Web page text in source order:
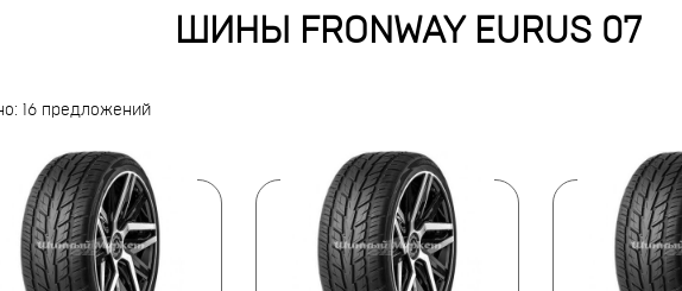
ШИНЫ FRONWAY EURUS 07
16 предложений